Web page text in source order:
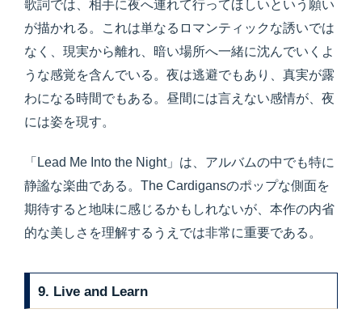
歌詞では、相手に夜へ連れて行ってほしいという願い
が描かれる。これは単なるロマンティックな誘いでは
なく、現実から離れ、暗い場所へ一緒に沈んでいくよ
うな感覚を含んでいる。夜は逃避でもあり、真実が露
わになる時間でもある。昼間には言えない感情が、夜
には姿を現す。
「Lead Me Into the Night」は、アルバムの中でも特に
静謐な楽曲である。The Cardigansのポップな側面を
期待すると地味に感じるかもしれないが、本作の内省
的な美しさを理解するうえでは非常に重要である。
9. Live and Learn